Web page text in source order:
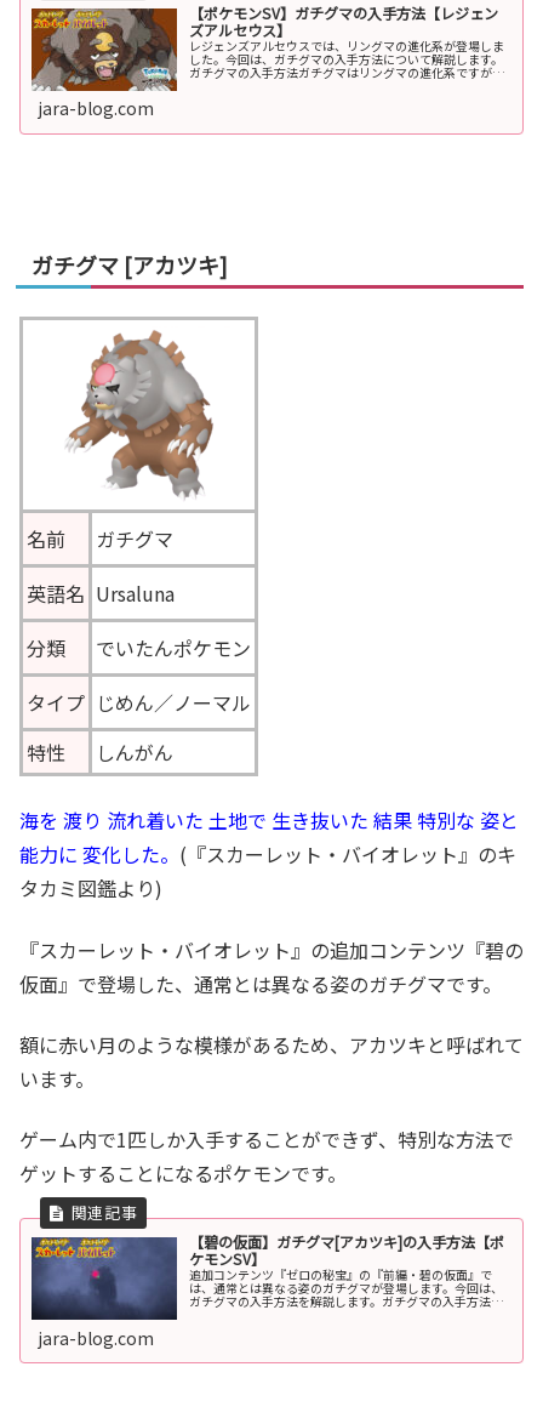
【ポケモンSV】ガチグマの入手方法【レジェン
ズアルセウス】
レジェンズアルセウスでは、リングマの進化系が登場しま
した。今回は、ガチグマの入手方法について解説します。
ガチグマの入手方法ガチグマはリングマの進化系ですが、
jara-blog.com
ガチグマ [アカツキ]
名前
ガチグマ
英語名 Ursaluna
分類
でいたんポケモン
タイプ じめん／ノーマル
特性
しんがん
海を 渡り 流れ着いた 土地で 生き抜いた 結果 特別な 姿と
能力に 変化した。 (『スカーレット・バイオレット』のキ
タカミ図鑑より)
『スカーレット・バイオレット』の追加コンテンツ『碧の
仮面』で登場した、通常とは異なる姿のガチグマです。
額に赤い月のような模様があるため、アカツキと呼ばれて
います。
ゲーム内で1匹しか入手することができず、特別な方法で
ゲットすることになるポケモンです。
【碧の仮面】ガチグマ[アカツキ]の入手方法【ポ
ケモンSV】
追加コンテンツ『ゼロの秘宝』の『前編・碧の仮面』で
は、通常とは異なる姿のガチグマが登場します。今回は、
ガチグマの入手方法を解説します。ガチグマの入手方法①
jara-blog.com